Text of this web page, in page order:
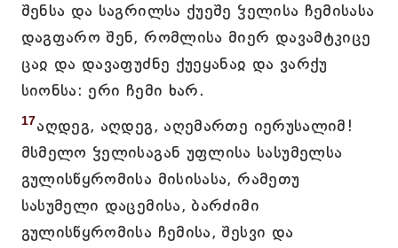
შენსა და საგრილსა ქუეშე ჴელისა ჩემისასა
დაგფარო შენ, რომლისა მიერ დავამტკიცე
ცაჲ და დავაფუძნე ქუეყანაჲ და ვარქუ
სიონსა: ერი ჩემი ხარ.
17აღდეგ, აღდეგ, აღემართე იერუსალიმ!
მსმელო ჴელისაგან უფლისა სასუმელსა
გულისწყრომისა მისისასა, რამეთუ
სასუმელი დაცემისა, ბარძიმი
გულისწყრომისა ჩემისა, შესვი და